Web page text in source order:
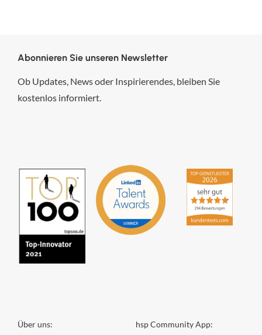
Abonnieren Sie unseren Newsletter
Ob Updates, News oder Inspirierendes, bleiben Sie
kostenlos informiert.
Über uns: hsp Community App: